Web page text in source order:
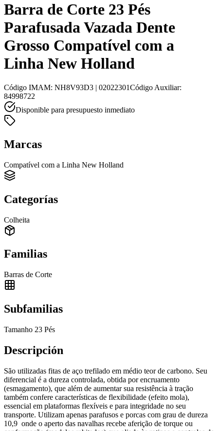
Barra de Corte 23 Pés
Parafusada Vazada Dente
Grosso Compatível com a
Linha New Holland
Código IMAM: NH8V93D3 | 02022301Código Auxiliar:
84998722
Disponible para presupuesto inmediato
Marcas
Compatível com a Linha New Holland
Categorías
Colheita
Familias
Barras de Corte
Subfamilias
Tamanho 23 Pés
Descripción
São utilizadas fitas de aço trefilado em médio teor de carbono. Seu
diferencial é a dureza controlada, obtida por encruamento
(esmagamento), que além de aumentar sua resistência à tração
também confere características de flexibilidade (efeito mola),
essencial em plataformas flexíveis e para integridade no seu
transporte. Utilizam apenas parafusos e porcas com grau de dureza
10,9 onde o aperto das navalhas recebe aferição de torque ou